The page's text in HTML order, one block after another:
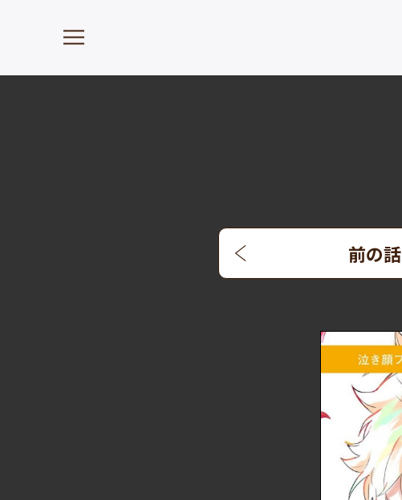
前の話